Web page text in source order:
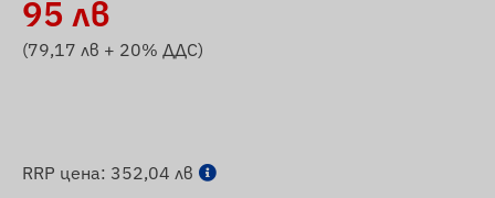
95 лв
(79,17 лв + 20% ДДС)
RRP цена: 352,04 лв